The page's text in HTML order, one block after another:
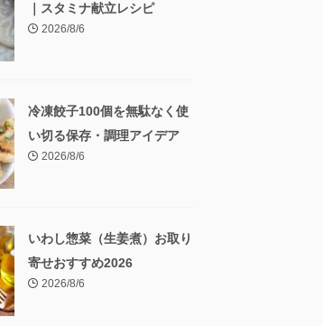
｜スタミナ献立レシピ
2026/8/6
冷凍餃子100個を無駄なく使
い切る保存・調理アイデア
2026/8/6
いわし惣菜（生姜煮）お取り
寄せおすすめ2026
2026/8/6